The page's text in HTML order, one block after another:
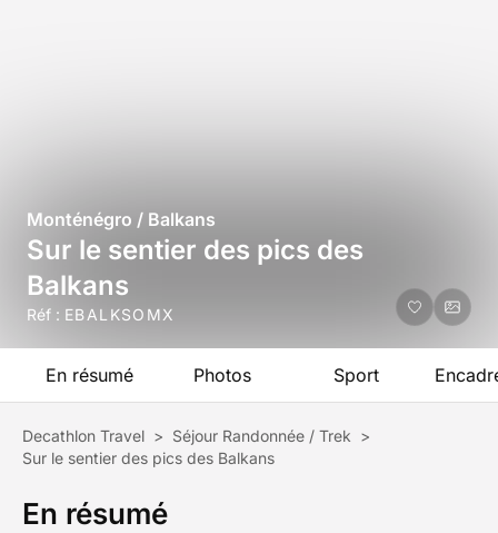
Monténégro / Balkans
Sur le sentier des pics des
Balkans
Réf : EBALKSOMX
En résumé Photos Sport
Decathlon Travel > Séjour Randonnée / Trek >
Sur le sentier des pics des Balkans
En résumé